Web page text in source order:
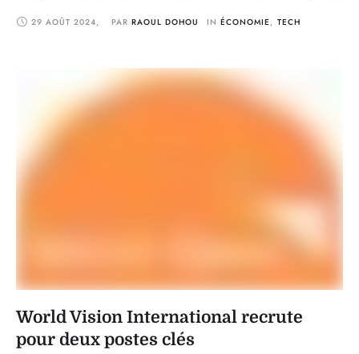
toucher un large public sans les contraintes d'une boutique physique.
29 AOÛT 2024, PAR RAOUL DOHOU IN ÉCONOMIE , TECH
World Vision International recrute
pour deux postes clés